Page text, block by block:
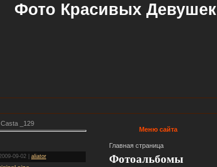
Фото Красивых Девушек
_129
09-02 | aliator
Меню сайта
Главная страница
Фотоальбомы